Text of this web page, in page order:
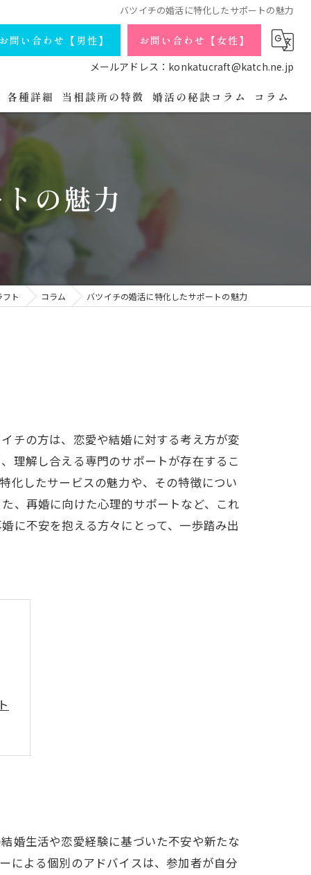
バツイチの婚活に特化したサポートの魅力
お問い合わせ【男性】
お問い合わせ【女性】
メールアドレス：konkatucraft@katch.ne.jp
コースの詳細
各種詳細
会員データ
婚活パーティの流れ
プライバシーポリシー
無料相談・お問い合わせ【女性】
当相談所の特徴
バツイチ
アラフォー
婚活の秘訣コラム コラム
の魅力
ト コラム バツイチの婚活に特化したサポートの魅力
チの方は、恋愛や結婚に対する考え方が変
理解し合える専門のサポートが存在するこ
化したサービスの魅力や、その特徴につい
、再婚に向けた心理的サポートなど、これ
に不安を抱える方々にとって、一歩踏み出
婚生活や恋愛経験に基づいた不安や新たな
による個別のアドバイスは、参加者が自分